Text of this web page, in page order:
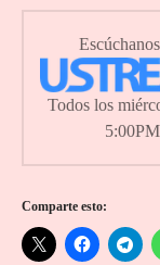
Todos los
5:00PM
Comparte esto: